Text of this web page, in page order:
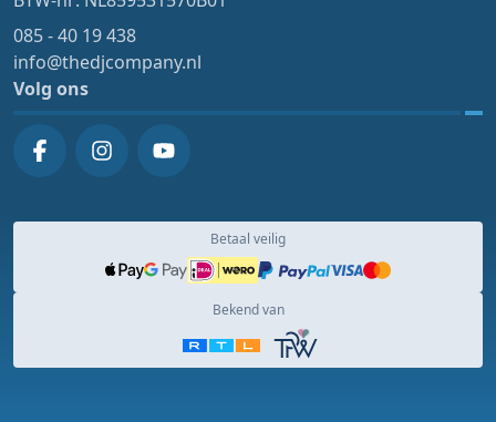
085 - 40 19 438
info@thedjcompany.nl
Volg ons
Betaal veilig
Bekend van